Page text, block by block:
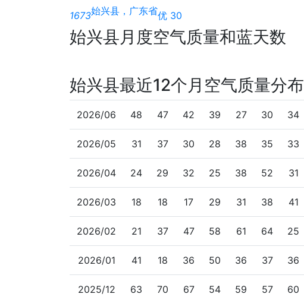
1673始兴县，广东省优 30
始兴县月度空气质量和蓝天数
始兴县最近12个月空气质量分布
2026/06 48 47 42 39 27 30 34
2026/05 31 37 30 28 38 35 33
2026/04 24 29 32 25 38 52 31
2026/03 18 18 17 29 31 38 41
2026/02 21 37 47 58 61 64 25
2026/01 41 18 36 50 36 37 36
2025/12 63 70 67 54 59 57 60